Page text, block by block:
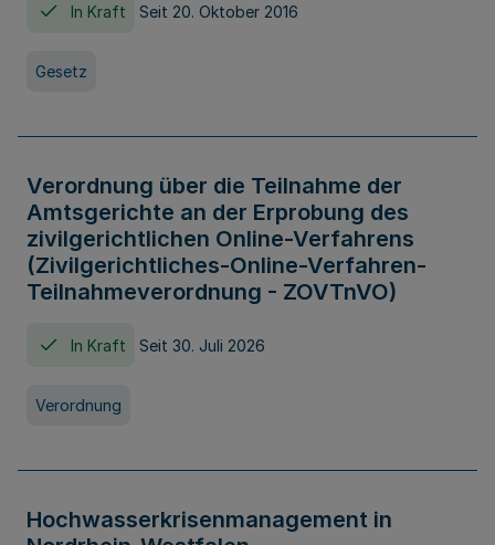
In Kraft Seit 20. Oktober 2016
Gesetz
Verordnung über die Teilnahme der
Amtsgerichte an der Erprobung des
zivilgerichtlichen Online-Verfahrens
(Zivilgerichtliches-Online-Verfahren-
Teilnahmeverordnung - ZOVTnVO)
In Kraft Seit 30. Juli 2026
Verordnung
Hochwasserkrisenmanagement in